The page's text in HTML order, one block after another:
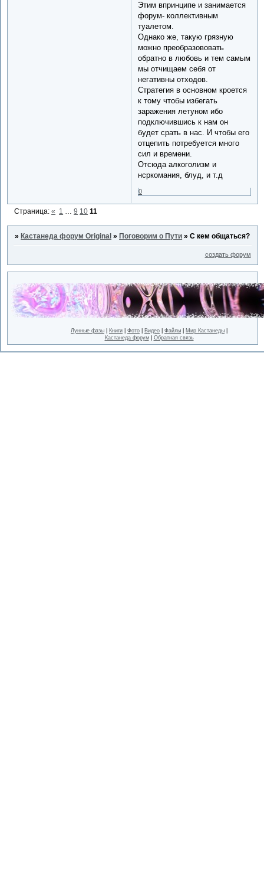
Этим впринципе и занимается
форум- коллективным
туалетом.
Однако же, такую грязную
можно преобразововать
обратно в любовь и тем самым
мы отчищаем себя от
негативны отходов.
Стратегия в основном кроется
к тому чтобы избегать
заражения летуном ибо
подключившись к нам он
будет срать в нас. И чтобы его
отцепить потребуется много
сил и времени.
Отсюда алкоголизм и
нсркомания, блуд, и т.д
0
Страница:« 1 … 9 10 11
»Кастанеда форум Original »Поговорим о Пути »С кем общаться?
создать форум
Лунные фазы Книги Фото Видео Файлы Мир Кастанеды
Кастанеда форум| Обратная связь